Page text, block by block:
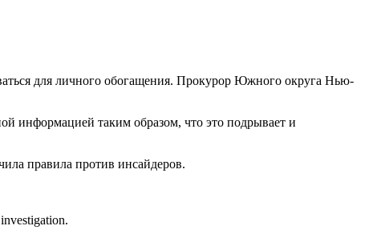
для личного обогащения. Прокурор Южного округа Нью-
информацией таким образом, что это подрывает и
правила против инсайдеров.